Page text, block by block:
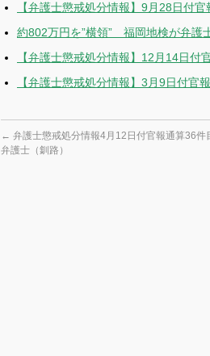
【弁護士懲戒処分情報】9月28日付
約802万円を”横領” 福岡地検が弁護
【弁護士懲戒処分情報】12月14日付
【弁護士懲戒処分情報】3月9日付官
← 弁護士懲戒処分情報4月12日付官報通算36件
弁護士（釧路）